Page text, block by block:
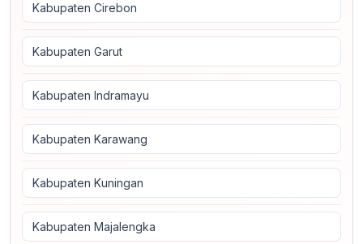
Kabupaten Cirebon
Kabupaten Garut
Kabupaten Indramayu
Kabupaten Karawang
Kabupaten Kuningan
Kabupaten Majalengka